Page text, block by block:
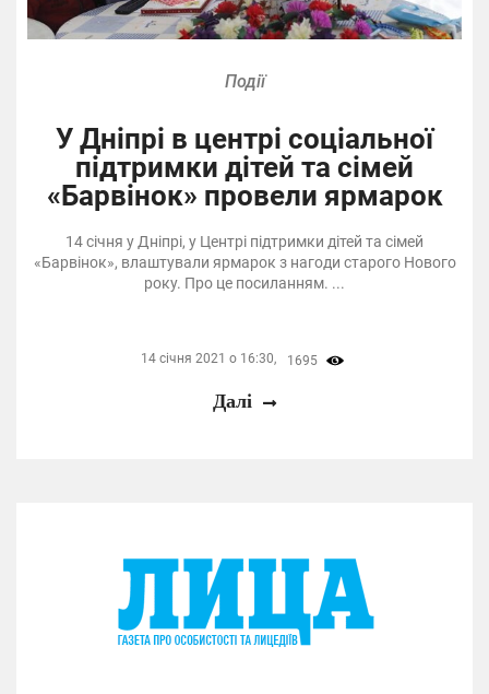
Події
У Дніпрі в центрі соціальної
підтримки дітей та сімей
«Барвінок» провели ярмарок
14 січня у Дніпрі, у Центрі підтримки дітей та сімей
«Барвінок», влаштували ярмарок з нагоди старого Нового
року. Про це посиланням. ...
14 січня 2021 о 16:30, 1695
Далі